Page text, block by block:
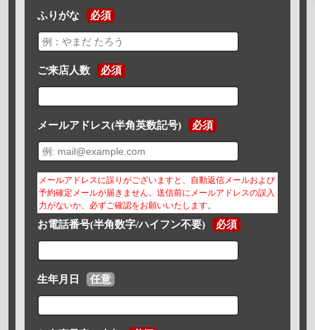
ふりがな 必須
ご来店人数 必須
メールアドレス(半角英数記号) 必須
メールアドレスに誤りがございますと、自動返信メールおよび
予約確定メールが届きません。送信前にメールアドレスの誤入
力がないか、必ずご確認をお願いいたします。
お電話番号(半角数字/ハイフン不要) 必須
生年月日 任意